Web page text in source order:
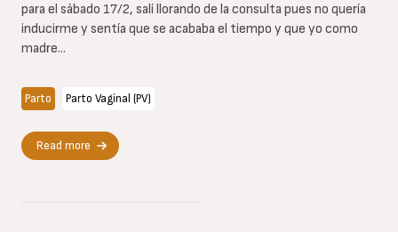
para el sábado 17/2, salí llorando de la consulta pues no quería
inducirme y sentía que se acababa el tiempo y que yo como
madre...
Parto Parto Vaginal (PV)
Read more